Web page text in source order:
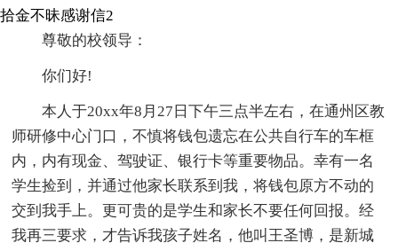
拾金不昧感谢信2
尊敬的校领导：
你们好!
本人于20xx年8月27日下午三点半左右，在通州区教
师研修中心门口，不慎将钱包遗忘在公共自行车的车框
内，内有现金、驾驶证、银行卡等重要物品。幸有一名
学生捡到，并通过他家长联系到我，将钱包原方不动的
交到我手上。更可贵的是学生和家长不要任何回报。经
我再三要求，才告诉我孩子姓名，他叫王圣博，是新城